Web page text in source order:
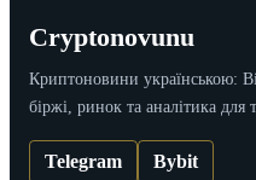
Cryptonovunu
Криптоновини українською:
біржі, ринок та аналітика для
Telegram Bybit